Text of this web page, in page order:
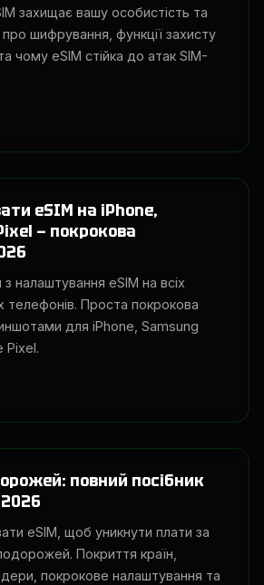
захищає вашу особистість та
про шифрування, функції захисту
чому eSIM стійка до атак SIM-
eSIM на iPhone,
— покрокова
з налаштування eSIM на всіх
телефонів. Проста покрокова
для iPhone, Samsung
Pixel.
повний посібник
eSIM, щоб уникнути плати за
Покриття країн,
покрокове налаштування та